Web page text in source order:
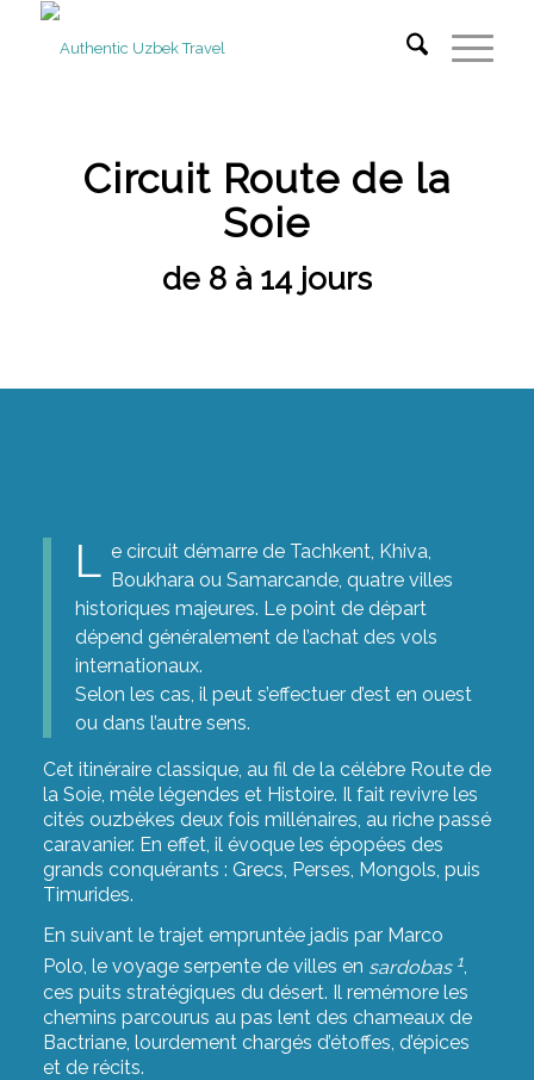
Circuit Route de la
Soie
de 8 à 14 jours
L e circuit démarre de Tachkent, Khiva,
Boukhara ou Samarcande, quatre villes
historiques majeures. Le point de départ
dépend généralement de l’achat des vols
internationaux.
Selon les cas, il peut s’effectuer d’est en ouest
ou dans l’autre sens.
Cet itinéraire classique, au fil de la célèbre Route de
la Soie, mêle légendes et Histoire. Il fait revivre les
cités ouzbèkes deux fois millénaires, au riche passé
caravanier. En effet, il évoque les épopées des
grands conquérants : Grecs, Perses, Mongols, puis
Timurides.
En suivant le trajet empruntée jadis par Marco
Polo, le voyage serpente de villes en sardobas 1,
ces puits stratégiques du désert. Il remémore les
chemins parcourus au pas lent des chameaux de
Bactriane, lourdement chargés d’étoffes, d’épices
et de récits.